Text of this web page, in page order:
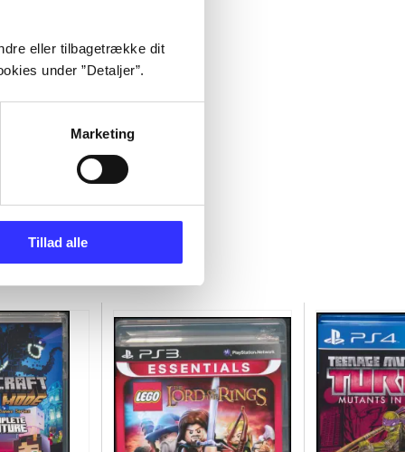
eller tilbagetrække dit
under ”Detaljer”.
Marketing
Tillad alle